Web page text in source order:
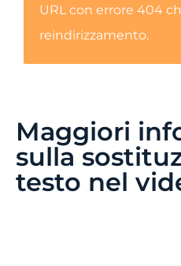
URL con errore 404
reindirizzamento.
Maggiori
sulla
testo nel